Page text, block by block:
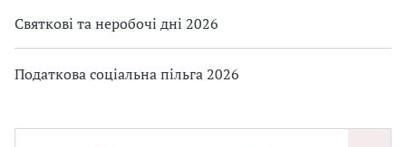
Святкові та неробочі дні 2026
Податкова соціальна пільга 2026